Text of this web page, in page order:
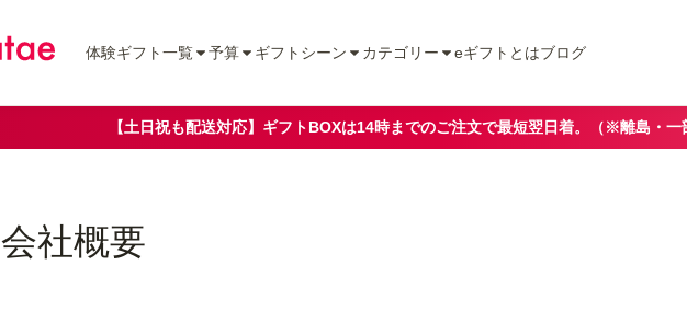
体験ギフト一覧 予算 ギフトシーン カテゴリー eギフトとはブログ
【土日祝も配送対応】ギフトBOXは14時までのご注文で最短翌日着。（※離島・一
会社概要